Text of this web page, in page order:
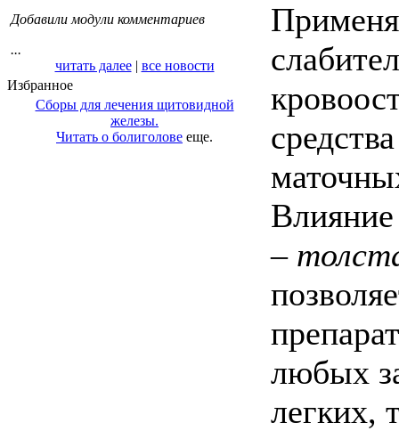
Добавили модули комментариев
...
читать далее| все новости
Избранное
Сборы для лечения щитовидной
железы.
Читать о болиголове еще.
–
любых
легких,